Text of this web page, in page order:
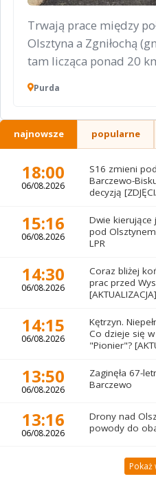
Trwają prace między
Olsztyna a Zgniłochą
tam licząca ponad 20
Purda
najnowsze popularne
18:00
06/08.2026
S16 zmieni
Barczewo-
decyzją
15:16
06/08.2026
Dwie kierujące
pod
LPR
14:30
06/08.2026
Coraz bliżej
prac przed
[AKTUALIZACJA]
14:15
06/08.2026
Kętrzyn.
Co dzieje się
"Pionier"?
13:50
06/08.2026
Zaginęła 67-
Barczewo
13:16
06/08.2026
Drony nad
powody do
Pokaż